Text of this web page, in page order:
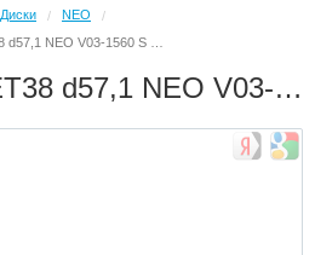
Диски / NEO
/
15x6,0 5x100 ET38 d57,1 NEO V03-1560 S Литой